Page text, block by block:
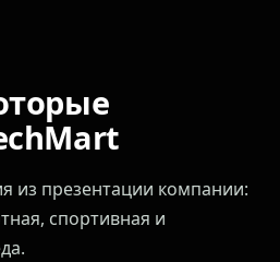
из презентации компании:
спортивная и